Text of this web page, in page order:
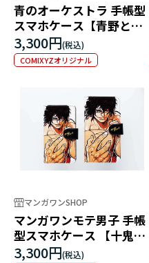
青のオーケストラ 手帳型
スマホケース【青野と秋
音】
3,300円
COMIXYZオリジナル
マンガワンSHOP
マンガワンモテ男子 手帳
型スマホケース 【十鬼蛇
王馬】
3,300円